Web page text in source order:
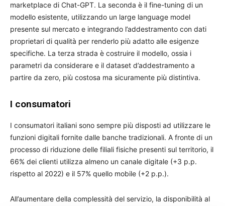
marketplace di Chat-GPT. La seconda è il fine-tuning di un
modello esistente, utilizzando un large language model
presente sul mercato e integrando l’addestramento con dati
proprietari di qualità per renderlo più adatto alle esigenze
specifiche. La terza strada è costruire il modello, ossia i
parametri da considerare e il dataset d’addestramento a
partire da zero, più costosa ma sicuramente più distintiva.
I consumatori
I consumatori italiani sono sempre più disposti ad utilizzare le
funzioni digitali fornite dalle banche tradizionali. A fronte di un
processo di riduzione delle filiali fisiche presenti sul territorio, il
66% dei clienti utilizza almeno un canale digitale (+3 p.p.
rispetto al 2022) e il 57% quello mobile (+2 p.p.).
All’aumentare della complessità del servizio, la disponibilità al